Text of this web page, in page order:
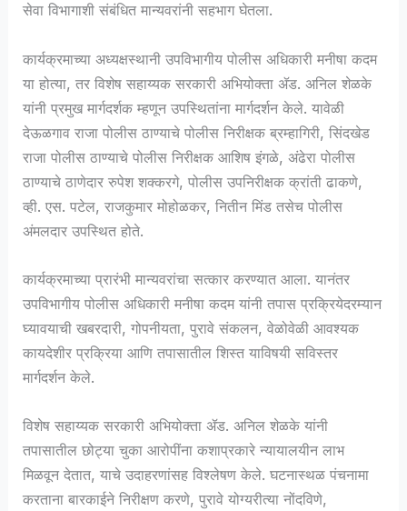
सेवा विभागाशी संबंधित मान्यवरांनी सहभाग घेतला.
कार्यक्रमाच्या अध्यक्षस्थानी उपविभागीय पोलीस अधिकारी मनीषा कदम
या होत्या, तर विशेष सहाय्यक सरकारी अभियोक्ता ॲड. अनिल शेळके
यांनी प्रमुख मार्गदर्शक म्हणून उपस्थितांना मार्गदर्शन केले. यावेळी
देऊळगाव राजा पोलीस ठाण्याचे पोलीस निरीक्षक ब्रम्हागिरी, सिंदखेड
राजा पोलीस ठाण्याचे पोलीस निरीक्षक आशिष इंगळे, अंढेरा पोलीस
ठाण्याचे ठाणेदार रुपेश शक्करगे, पोलीस उपनिरीक्षक क्रांती ढाकणे,
व्ही. एस. पटेल, राजकुमार मोहोळकर, नितीन मिंड तसेच पोलीस
अंमलदार उपस्थित होते.
कार्यक्रमाच्या प्रारंभी मान्यवरांचा सत्कार करण्यात आला. यानंतर
उपविभागीय पोलीस अधिकारी मनीषा कदम यांनी तपास प्रक्रियेदरम्यान
घ्यावयाची खबरदारी, गोपनीयता, पुरावे संकलन, वेळोवेळी आवश्यक
कायदेशीर प्रक्रिया आणि तपासातील शिस्त याविषयी सविस्तर
मार्गदर्शन केले.
विशेष सहाय्यक सरकारी अभियोक्ता ॲड. अनिल शेळके यांनी
तपासातील छोट्या चुका आरोपींना कशाप्रकारे न्यायालयीन लाभ
मिळवून देतात, याचे उदाहरणांसह विश्लेषण केले. घटनास्थळ पंचनामा
करताना बारकाईने निरीक्षण करणे, पुरावे योग्यरीत्या नोंदविणे,